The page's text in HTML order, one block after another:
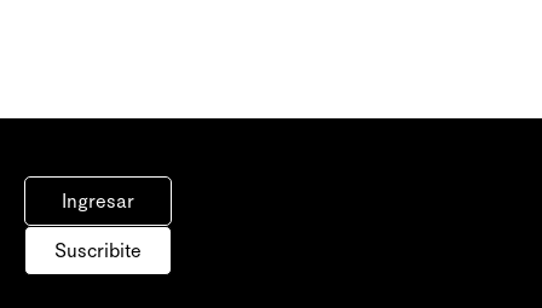
Ingresar
Suscribite